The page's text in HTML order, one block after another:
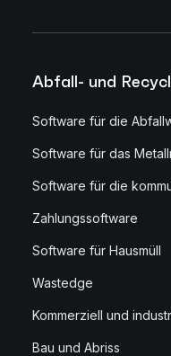
Abfall- und
Software für die
Software für das
Software für die
Zahlungssoftware
Software für Hausmüll
Wastedge
Kommerziell und
Bau und Abriss